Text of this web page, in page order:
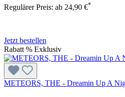
Regulärer Preis: ab 24,90 €*
Jetzt bestellen
Rabatt % Exklusiv
METEORS, THE - Dreamin Up A